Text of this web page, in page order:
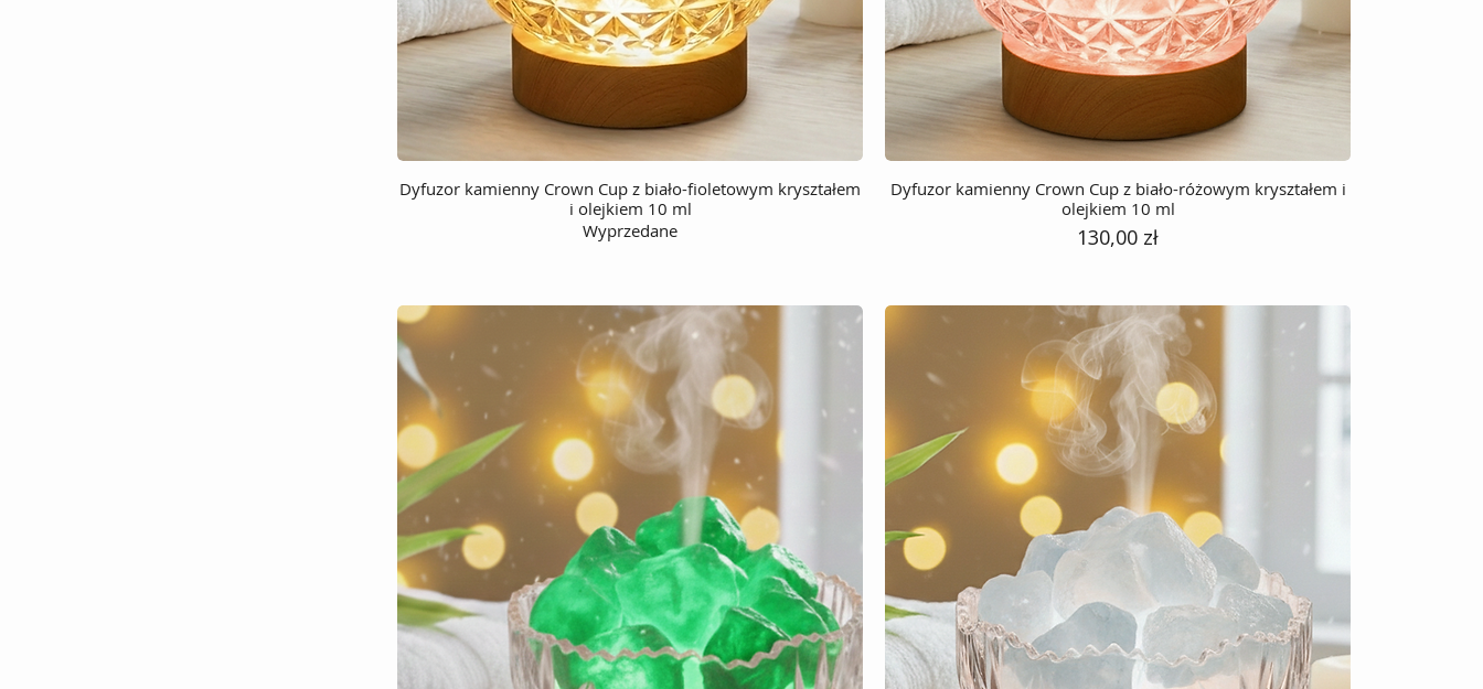
Dyfuzor kamienny Crown Cup z biało-fioletowym kryształem
i olejkiem 10 ml
Wyprzedane
Dyfuzor kamienny Crown Cup z biało-różowym kryształem i
olejkiem 10 ml
Cena
130,00 zł